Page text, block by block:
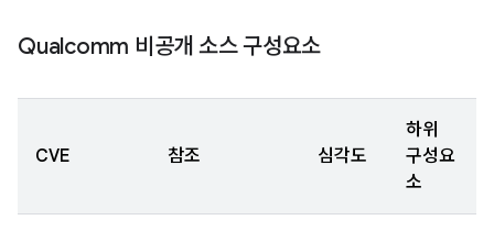
Qualcomm 비공개 소스 구성요소
CVE 참조 심각도
하위
구성요
소